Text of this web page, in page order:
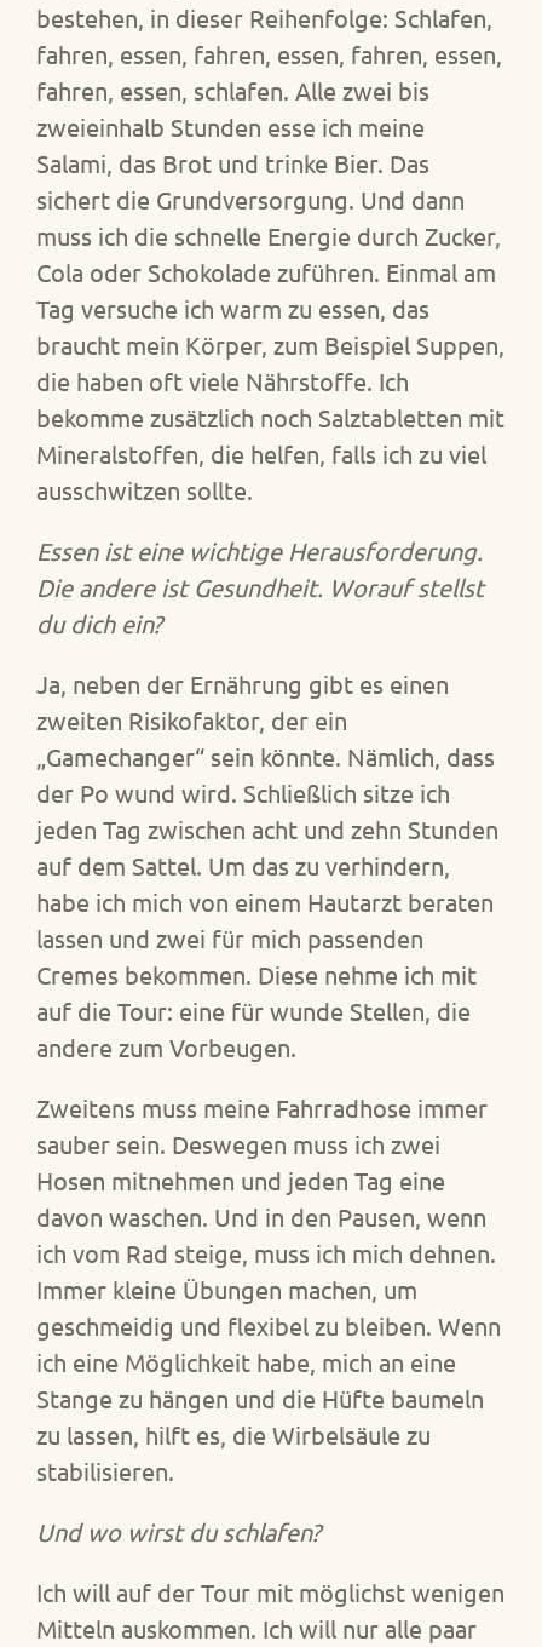
bestehen, in dieser Reihenfolge: Schlafen,
fahren, essen, fahren, essen, fahren, essen,
fahren, essen, schlafen. Alle zwei bis
zweieinhalb Stunden esse ich meine
Salami, das Brot und trinke Bier. Das
sichert die Grundversorgung. Und dann
muss ich die schnelle Energie durch Zucker,
Cola oder Schokolade zuführen. Einmal am
Tag versuche ich warm zu essen, das
braucht mein Körper, zum Beispiel Suppen,
die haben oft viele Nährstoffe. Ich
bekomme zusätzlich noch Salztabletten mit
Mineralstoffen, die helfen, falls ich zu viel
ausschwitzen sollte.
Essen ist eine wichtige Herausforderung.
Die andere ist Gesundheit. Worauf stellst
du dich ein?
Ja, neben der Ernährung gibt es einen
zweiten Risikofaktor, der ein
„Gamechanger“ sein könnte. Nämlich, dass
der Po wund wird. Schließlich sitze ich
jeden Tag zwischen acht und zehn Stunden
auf dem Sattel. Um das zu verhindern,
habe ich mich von einem Hautarzt beraten
lassen und zwei für mich passenden
Cremes bekommen. Diese nehme ich mit
auf die Tour: eine für wunde Stellen, die
andere zum Vorbeugen.
Zweitens muss meine Fahrradhose immer
sauber sein. Deswegen muss ich zwei
Hosen mitnehmen und jeden Tag eine
davon waschen. Und in den Pausen, wenn
ich vom Rad steige, muss ich mich dehnen.
Immer kleine Übungen machen, um
geschmeidig und flexibel zu bleiben. Wenn
ich eine Möglichkeit habe, mich an eine
Stange zu hängen und die Hüfte baumeln
zu lassen, hilft es, die Wirbelsäule zu
stabilisieren.
Und wo wirst du schlafen?
Ich will auf der Tour mit möglichst wenigen
Mitteln auskommen. Ich will nur alle paar